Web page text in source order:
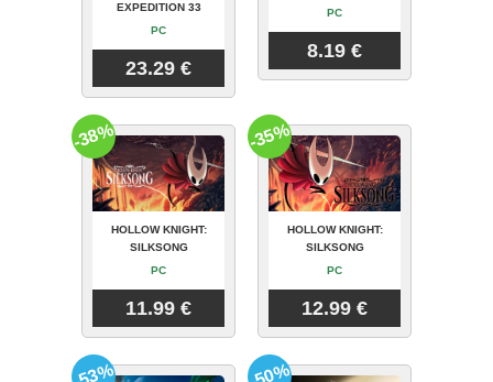
EXPEDITION 33
PC
23.29 €
PC
8.19 €
HOLLOW KNIGHT:
SILKSONG
PC
11.99 €
-38%
HOLLOW KNIGHT:
SILKSONG
PC
12.99 €
-35%